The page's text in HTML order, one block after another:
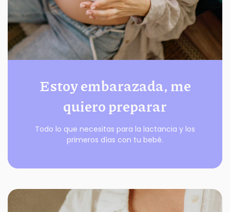
Estoy embarazada, me
quiero preparar
Todo lo que necesitas para la lactancia y los
primeros días con tu bebé.